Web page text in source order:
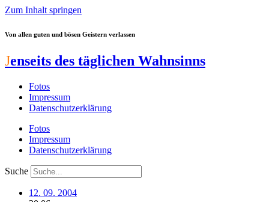
Zum Inhalt springen
Von allen guten und bösen Geistern verlassen
Jenseits des täglichen Wahnsinns
Fotos
Impressum
Datenschutzerklärung
Fotos
Impressum
Datenschutzerklärung
Suche
12. 09. 2004